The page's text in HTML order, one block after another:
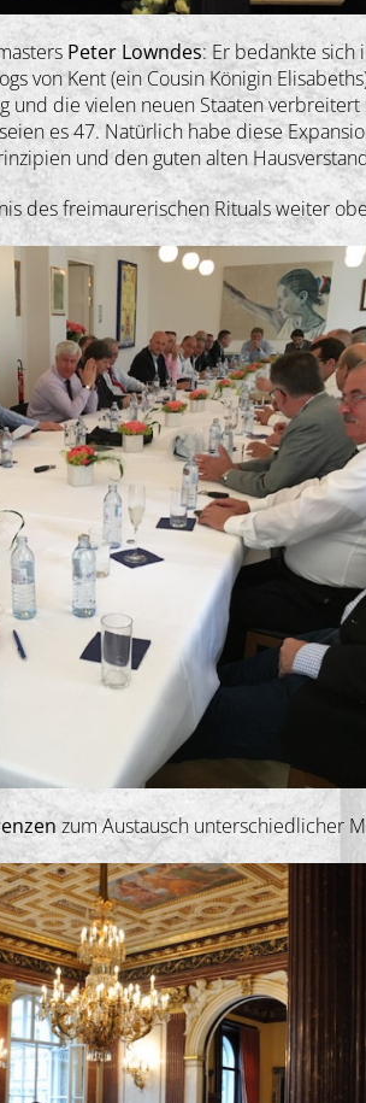
Peter Lowndes: Er bedankte
von Kent (ein Cousin Königin
und die vielen neuen Staaten
es 47. Natürlich habe diese
und den guten alten
des freimaurerischen Rituals weiter
zum Austausch unterschiedlicher